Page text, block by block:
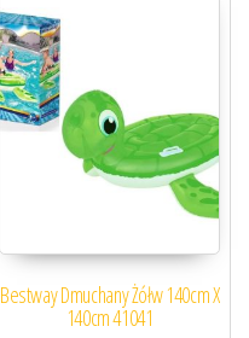
Bestway Dmuchany Żółw 140cm X
140cm 41041